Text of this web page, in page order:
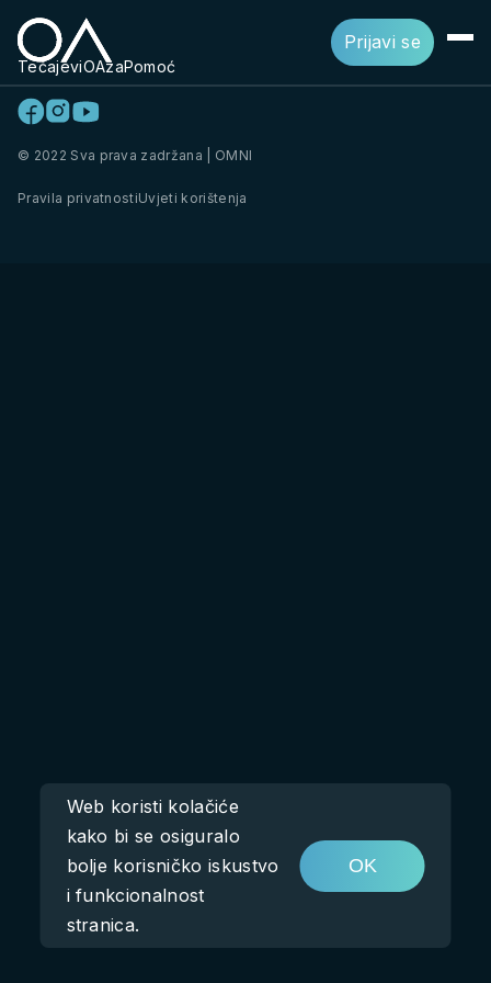
Prijavi se
Web koristi kolačiće
kako bi se osiguralo
bolje korisničko iskustvo
i funkcionalnost
stranica.
OK
TečajeviOAzaPomoć
© 2022 Sva prava zadržana | OMNI
Pravila privatnostiUvjeti korištenja